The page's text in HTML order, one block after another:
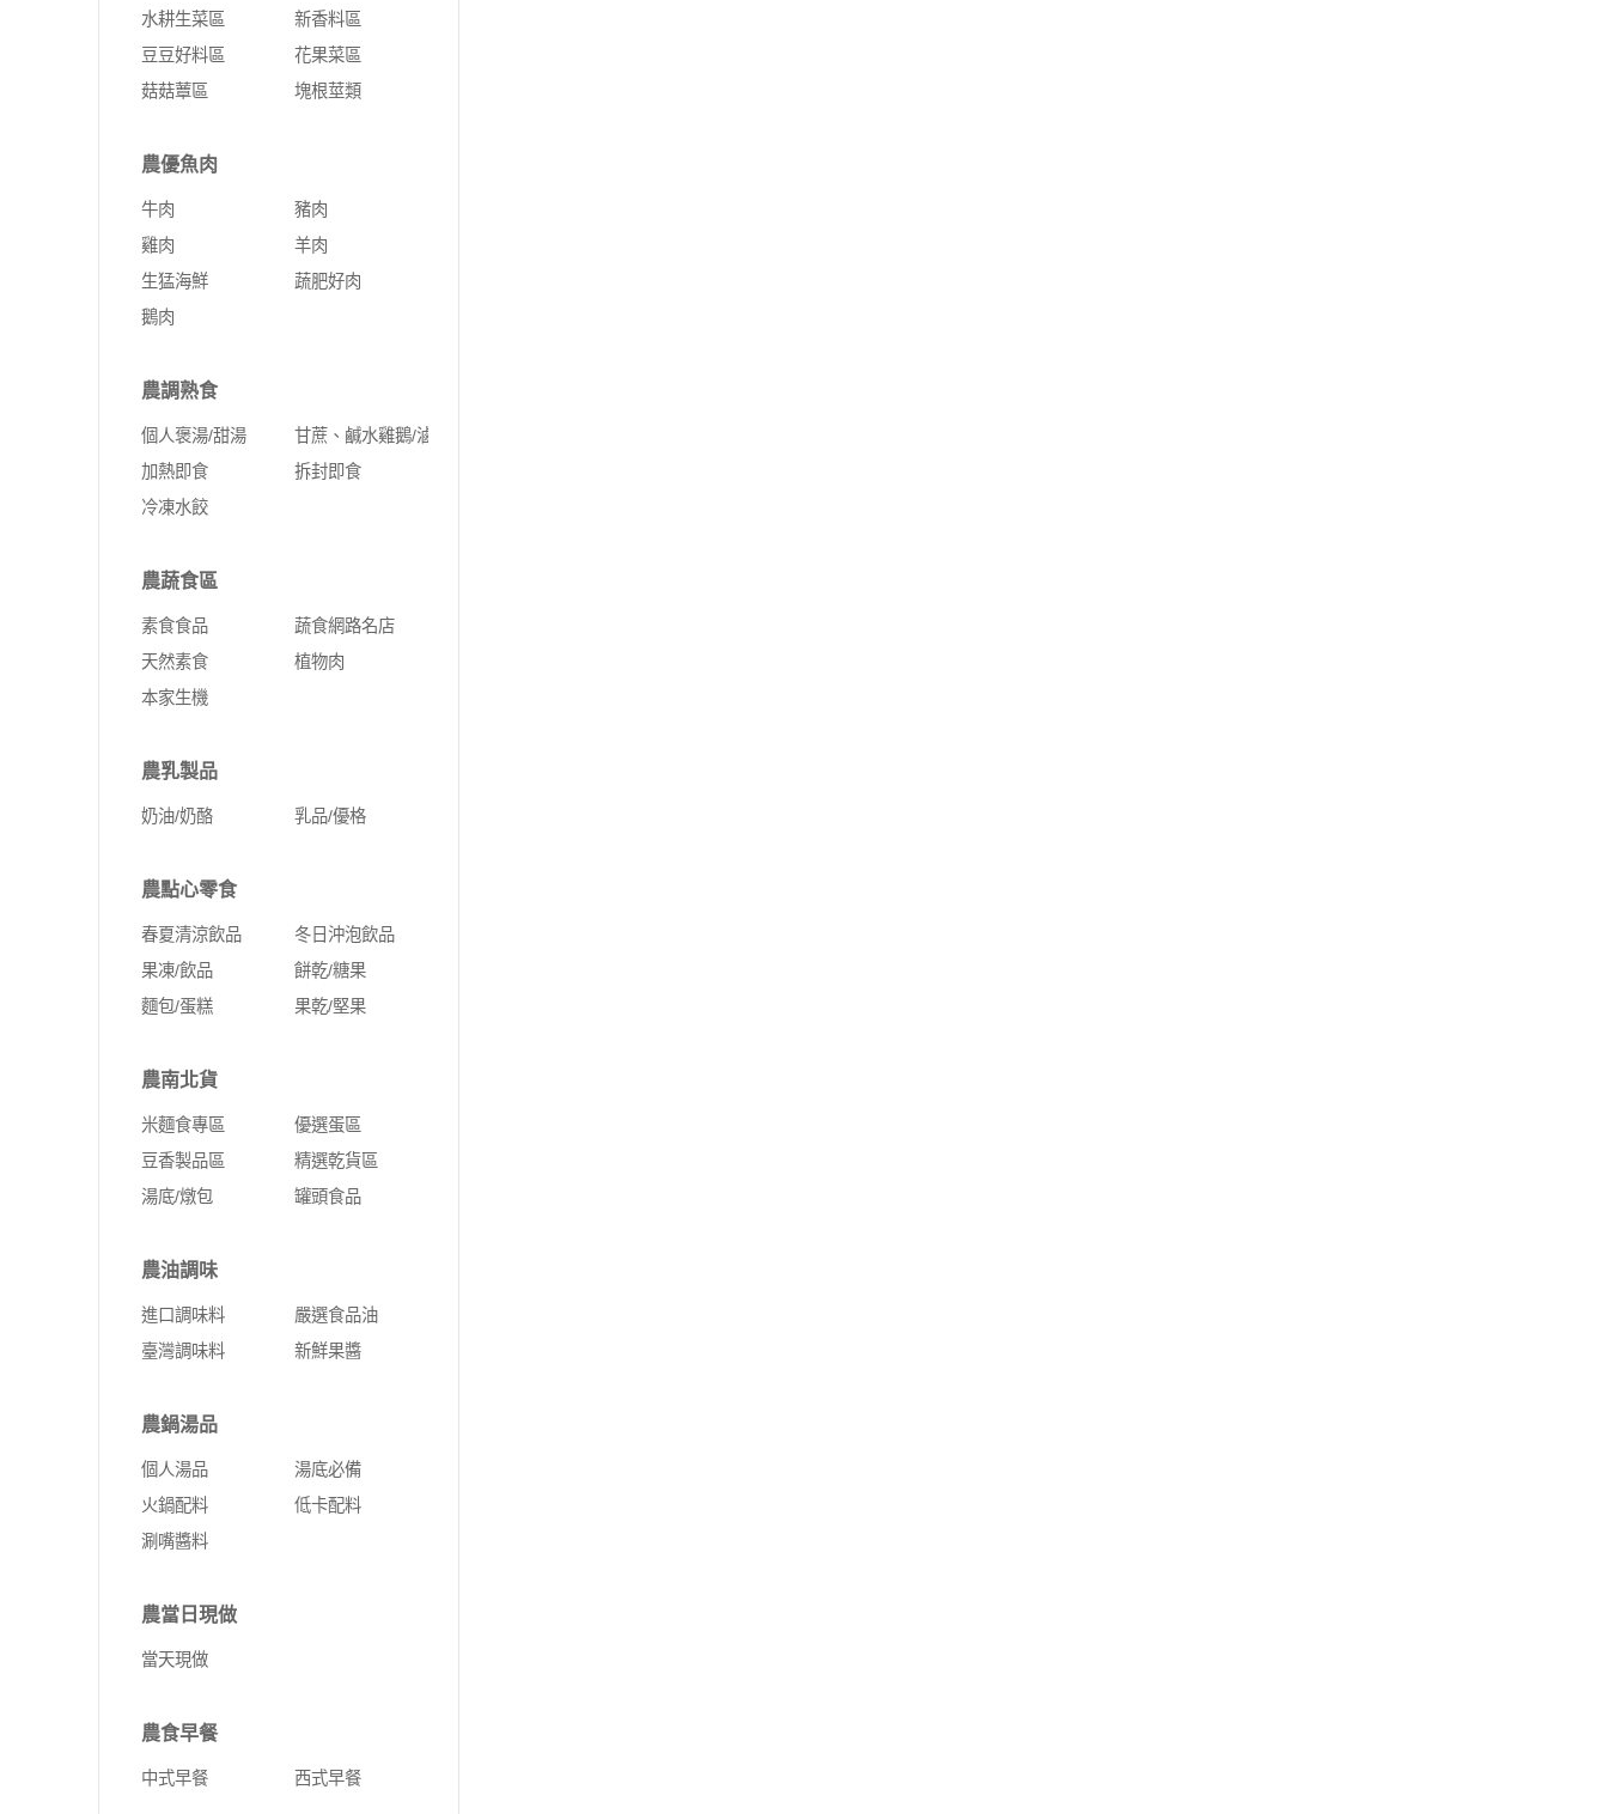
水耕生菜區
新香料區
豆豆好料區
花果菜區
菇菇蕈區
塊根莖類
農優魚肉
牛肉
豬肉
雞肉
羊肉
生猛海鮮
蔬肥好肉
鵝肉
農調熟食
個人褒湯/甜湯
甘蔗、鹹水雞鵝/滷味
加熱即食
拆封即食
冷凍水餃
農蔬食區
素食食品
蔬食網路名店
天然素食
植物肉
本家生機
農乳製品
奶油/奶酪 乳品/優格
農點心零食
春夏清涼飲品
冬日沖泡飲品
果凍/飲品
餅乾/糖果
麵包/蛋糕
果乾/堅果
農南北貨
米麵食專區
優選蛋區
豆香製品區
精選乾貨區
湯底/燉包
罐頭食品
農油調味
進口調味料
嚴選食品油
臺灣調味料
新鮮果醬
農鍋湯品
個人湯品
湯底必備
火鍋配料
低卡配料
涮嘴醬料
農當日現做
當天現做
農食早餐
中式早餐 西式早餐